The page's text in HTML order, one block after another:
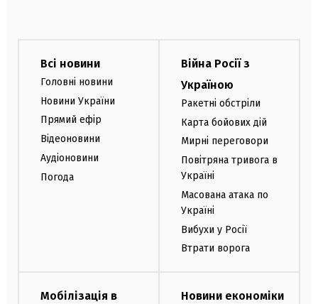
Всі новини
Головні новини
Новини України
Прямий ефір
Відеоновини
Аудіоновини
Погода
Війна Росії з
Україною
Ракетні обстріли
Карта бойових дій
Мирні переговори
Повітряна тривога в
Україні
Масована атака по
Україні
Вибухи у Росії
Втрати ворога
Мобілізація в
Новини економіки